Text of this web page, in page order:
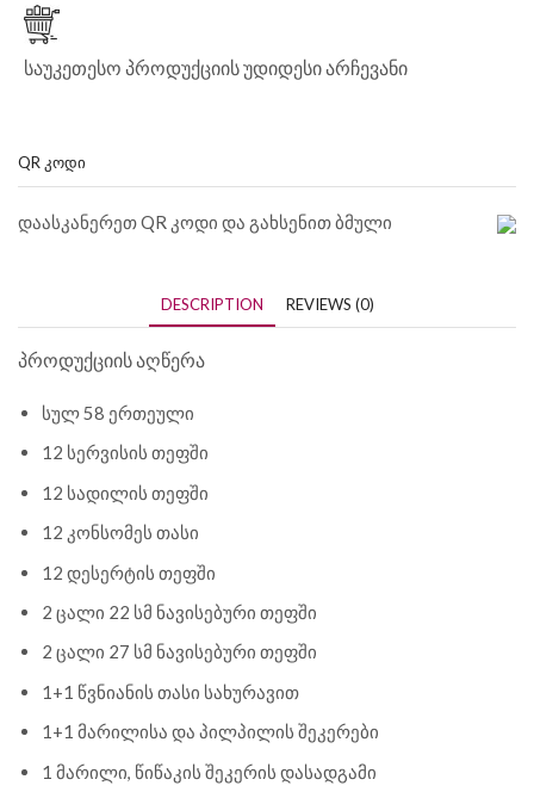
საუკეთესო პროდუქციის უდიდესი არჩევანი
QR ᲙᲝᲓᲘ
დაასკანერეთ QR კოდი და გახსენით ბმული
DESCRIPTION REVIEWS (0)
პროდუქციის აღწერა
სულ 58 ერთეული
12 სერვისის თეფში
12 სადილის თეფში
12 კონსომეს თასი
12 დესერტის თეფში
2 ცალი 22 სმ ნავისებური თეფში
2 ცალი 27 სმ ნავისებური თეფში
1+1 წვნიანის თასი სახურავით
1+1 მარილისა და პილპილის შეკერები
1 მარილი, წიწაკის შეკერის დასადგამი